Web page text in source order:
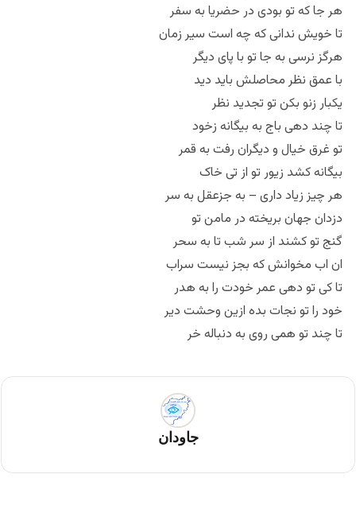
هر جا که تو بودی در حضریا به سفر
تا خویش ندانی که چه است سیر زمان
هرگز نرسی به جا تو با پای دیگر
با عمق نظر محاصلش باید دید
یکبار زنو بکن تو تجدید نظر
تا چند دهی باج به بیگانه زخود
تو غرق خیال و دیگران رفت به قمر
بیگانه کشد زیور تو از تی خاک
هر چیز زیاد داری – به جزعقل به سر
دزدان جهان بریخته در مامن تو
گنج تو کشند از سر شب تا به سحر
ان اب مخوانش که بجز نیست سراب
تا کی تو دهی عمر خودت را به هدر
خود را تو نجات بده ازین وحشت دیر
تا چند تو همی روی به دنباله خر
جاودان